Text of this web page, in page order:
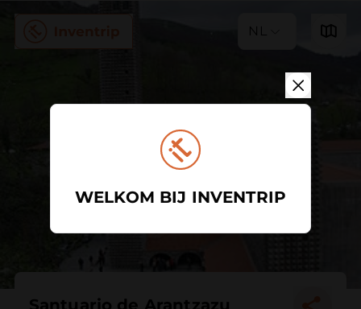
NL
WELKOM BIJ INVENTRIP